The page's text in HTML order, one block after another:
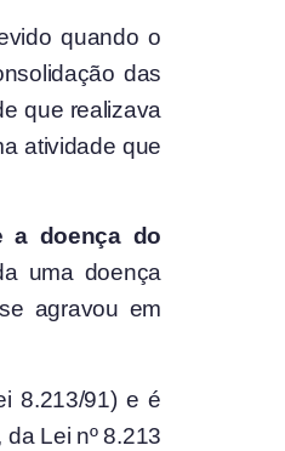
quando o
das
que realizava
atividade que
a doença do
uma doença
agravou em
8.213/91) e é
Lei nº 8.213